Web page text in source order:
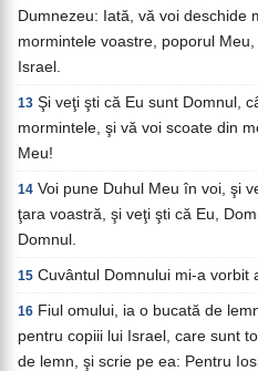
Dumnezeu: Iată, vă voi deschide
mormintele voastre, poporul
Israel.
13 Şi veţi şti că Eu sunt Domnul,
mormintele, şi vă voi scoate din
Meu!
14 Voi pune Duhul Meu în voi, şi
ţara voastră, şi veţi şti că Eu,
Domnul.
15 Cuvântul Domnului mi-a vorbit
16 Fiul omului, ia o bucată de
pentru copiii lui Israel, care sunt
de lemn, şi scrie pe ea: Pentru